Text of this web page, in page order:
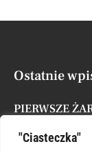
"Ciasteczka"
Ostatnie
PIERWSZE